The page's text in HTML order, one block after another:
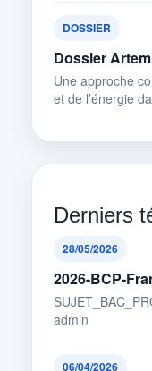
DOSSIER
Dossier
Une approche
et de l’énergie
Derniers
28/05/2026
2026-BCP-
admin
06/04/2026